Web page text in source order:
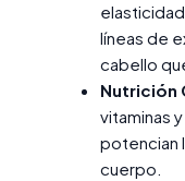
líneas de
cabello
Nutrición
vitaminas
potencian
cuerpo.